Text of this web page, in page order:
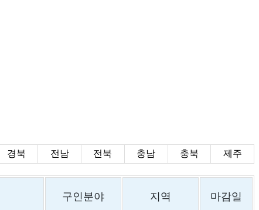
경북 전남 전북 충남 충북 제주
구인분야 지역 마감일